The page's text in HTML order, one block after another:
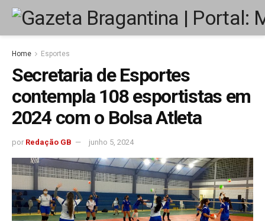
Home Esportes
Secretaria de Esportes
contempla 108 esportistas em
2024 com o Bolsa Atleta
por Redação GB junho 5, 2024